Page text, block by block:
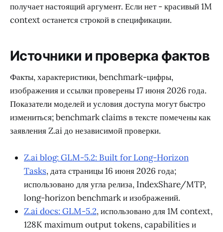
получает настоящий аргумент. Если нет - красивый 1M
context останется строкой в спецификации.
Источники и проверка фактов
Факты, характеристики, benchmark-цифры,
изображения и ссылки проверены 17 июня 2026 года.
Показатели моделей и условия доступа могут быстро
измениться; benchmark claims в тексте помечены как
заявления Z.ai до независимой проверки.
Z.ai blog: GLM-5.2: Built for Long-Horizon
Tasks, дата страницы 16 июня 2026 года;
использовано для угла релиза, IndexShare/MTP,
long-horizon benchmark и изображений.
Z.ai docs: GLM-5.2, использовано для 1M context,
128K maximum output tokens, capabilities и